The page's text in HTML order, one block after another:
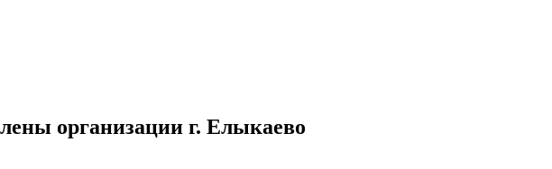
организации г. Елыкаево